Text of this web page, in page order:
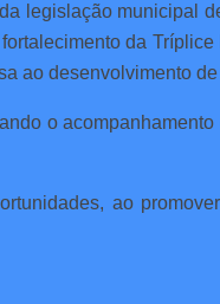
legislação municipal
da
ao desenvolvimento
o
ao